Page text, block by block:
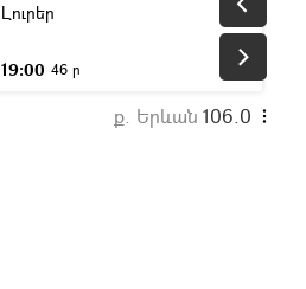
Լուրեր
19:00 46 ր
ք. Երևան 106.0